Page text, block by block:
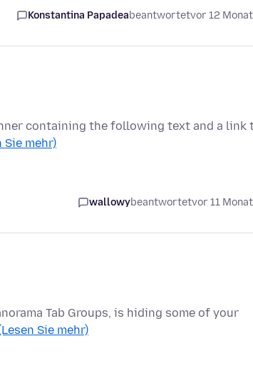
Konstantina Papadeabeantwortetvor 12
containing the following text and a link
Sie mehr)
wallowybeantwortetvor 11
Tab Groups, is hiding some of your
Sie mehr)